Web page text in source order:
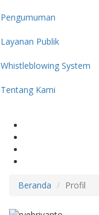
Pengumuman
Layanan Publik
Whistleblowing System
Tentang Kami
Beranda Profil